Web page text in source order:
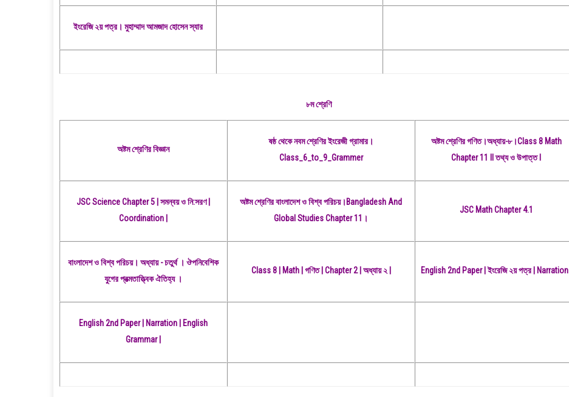
ইংরেজি ২য় পত্র। মুহাম্মাদ আমজাদ হোসেন স্যার
৮ম শ্রেণি
অষ্টম শ্রেণির বিজ্ঞান
ষষ্ঠ থেকে নবম শ্রেণির ইংরেজী গ্রামার।
Class_6_to_9_Grammer
অষ্টম শ্রেণির গণিত।অধ্যায়-৮।Class 8 Math
Chapter 11 ll তথ্য ও উপাত্ত l
JSC Science Chapter 5 | সমন্বয় ও নি:সরণ |
Coordination |
অষ্টম শ্রেণির বাংলাদেশ ও বিশ্ব পরিচয়।Bangladesh And
Global Studies Chapter 11।
JSC Math Chapter 4.1
বাংলাদেশ ও বিশ্ব পরিচয়। অধ্যায় - চতুর্থ । ঔপনিবেশিক
যুগের প্রত্মতাত্ত্বিক ঐতিহ্য ।
Class 8 | Math | গণিত | Chapter 2 | অধ্যায় ২ | English 2nd Paper | ইংরেজি ২য় পত্র | Narration |
English 2nd Paper | Narration | English
Grammar |